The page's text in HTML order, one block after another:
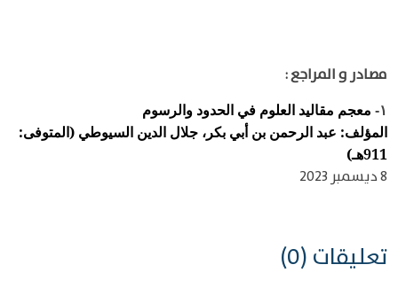
مصادر و المراجع :
١-
معجم مقاليد العلوم في الحدود والرسوم
المؤلف: عبد الرحمن بن أبي بكر، جلال الدين السيوطي (المتوفى:
911هـ)
8 ديسمبر 2023
تعليقات (0)